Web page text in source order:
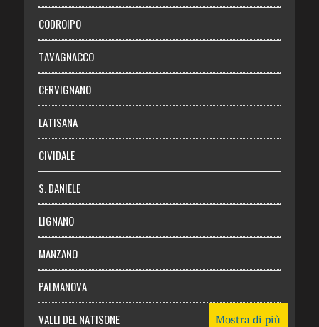
Necrologie
Chi siamo
Abbonati
Login
CODROIPO
TAVAGNACCO
CERVIGNANO
LATISANA
CIVIDALE
S. DANIELE
LIGNANO
MANZANO
PALMANOVA
VALLI DEL NATISONE Mostra di più